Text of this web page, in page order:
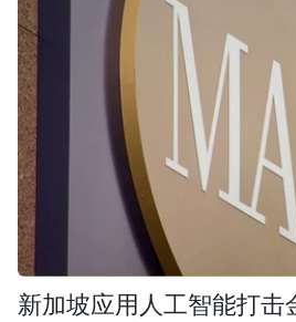
新加坡应用人工智能打击